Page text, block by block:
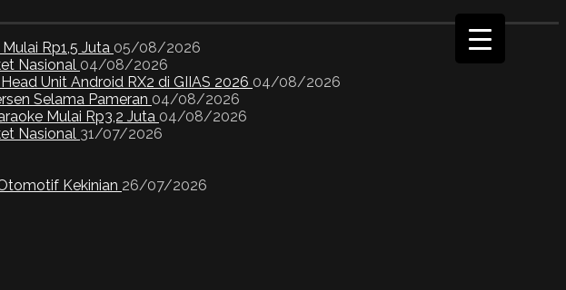
Rp1,5 Juta 05/08/2026
Nasional 04/08/2026
Unit Android RX2 di GIIAS 2026 04/08/2026
Selama Pameran 04/08/2026
Mulai Rp3,2 Juta 04/08/2026
Nasional 31/07/2026
Kekinian 26/07/2026